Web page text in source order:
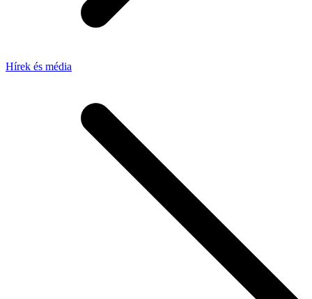
Hírek és média